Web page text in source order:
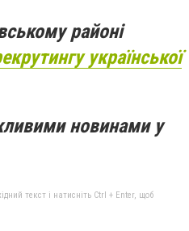
районі
української
новинами у
текст і натисніть Ctrl + Enter, щоб